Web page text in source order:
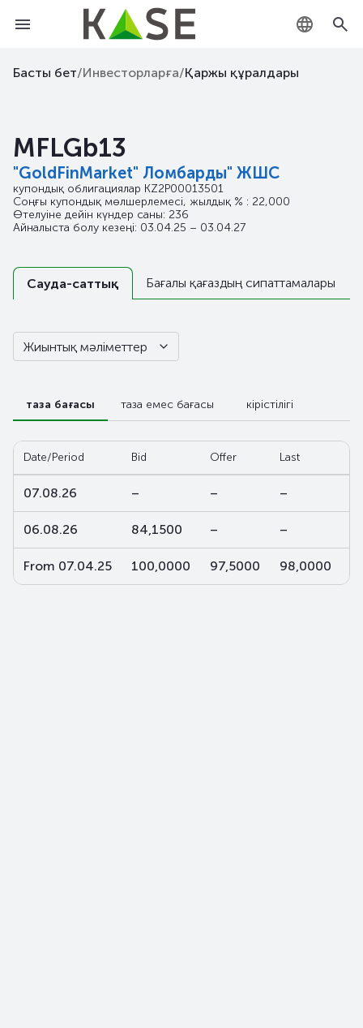
KZ
Басты бет/Инвесторларға/Қаржы құралдары
MFLGb13
"GoldFinMarket" Ломбарды" ЖШС
купондық облигациялар KZ2P00013501
Соңғы купондық мөлшерлемесі, жылдық % : 22,000
Өтелуіне дейін күндер саны: 236
Айналыста болу кезеңі: 03.04.25 – 03.04.27
Сауда-саттық Бағалы қағаздың сипаттамалары
Жиынтық мәліметтер
таза бағасы таза емес бағасы кірістілігі
Date/Period Bid Offer Last
07.08.26 – – –
06.08.26 84,1500 – –
From 07.04.25 100,0000 97,5000 98,0000